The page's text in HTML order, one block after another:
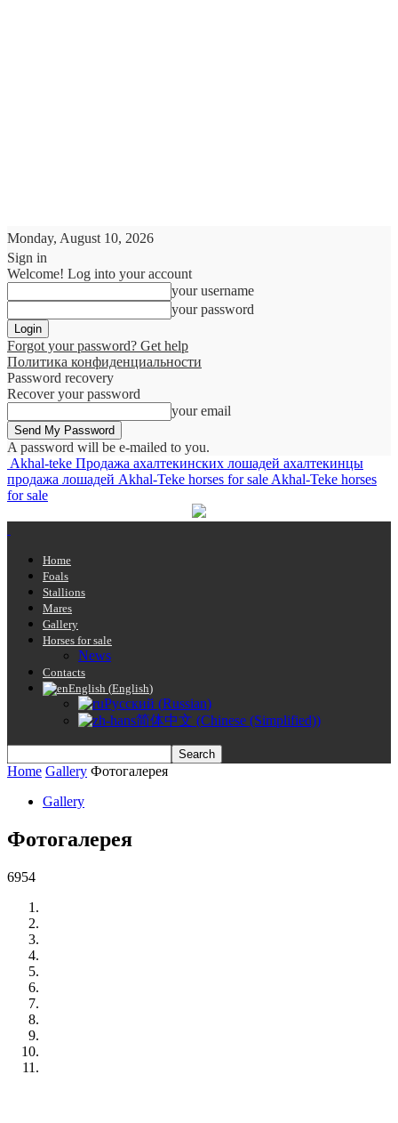
Monday, August 10, 2026
Sign in
Welcome! Log into your account
your username
your password
Forgot your password? Get help
Политика конфиденциальности
Password recovery
Recover your password
your email
A password will be e-mailed to you.
Akhal-teke Продажа ахалтекинских лошадей ахалтекинцы
продажа лошадей Akhal-Teke horses for sale Akhal-Teke horses
for sale
Home
Foals
Stallions
Mares
Gallery
Horses for sale
News
Contacts
English (English)
Русский (Russian)
简体中文 (Chinese (Simplified))
Home Gallery Фотогалерея
Gallery
Фотогалерея
6954